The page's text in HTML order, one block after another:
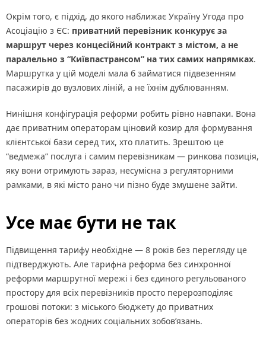
Окрім того, є підхід, до якого наближає Україну Угода про
Асоціацію з ЄС: приватний перевізник конкурує за
маршрут через концесійний контракт з містом, а не
паралельно з “Київпастрансом” на тих самих напрямках.
Маршрутка у цій моделі мала б займатися підвезенням
пасажирів до вузлових ліній, а не їхнім дублюванням.
Нинішня конфігурація реформи робить рівно навпаки. Вона
дає приватним операторам ціновий козир для формування
клієнтської бази серед тих, хто платить. Зрештою це
“ведмежа” послуга і самим перевізникам — ринкова позиція,
яку вони отримують зараз, несумісна з регуляторними
рамками, в які місто рано чи пізно буде змушене зайти.
Усе має бути не так
Підвищення тарифу необхідне — 8 років без перегляду це
підтверджують. Але тарифна реформа без синхронної
реформи маршрутної мережі і без єдиного регульованого
простору для всіх перевізників просто перерозподіляє
грошові потоки: з міського бюджету до приватних
операторів без жодних соціальних зобов’язань.